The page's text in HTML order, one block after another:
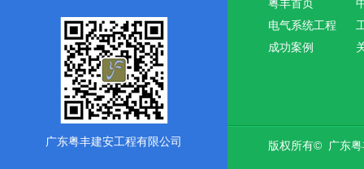
广东粤丰建安工程有限公司
粤丰首页
电气系统工程
成功案例
版权所有© 广东